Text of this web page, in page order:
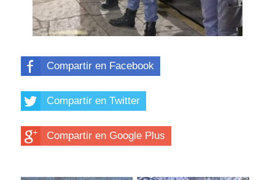
Compartir en Facebook
Compartir en Twitter
Compartir en Google Plus